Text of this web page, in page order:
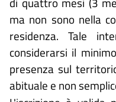
ma non sono nella
residenza. Tale
considerarsi il
presenza sul
abituale e non